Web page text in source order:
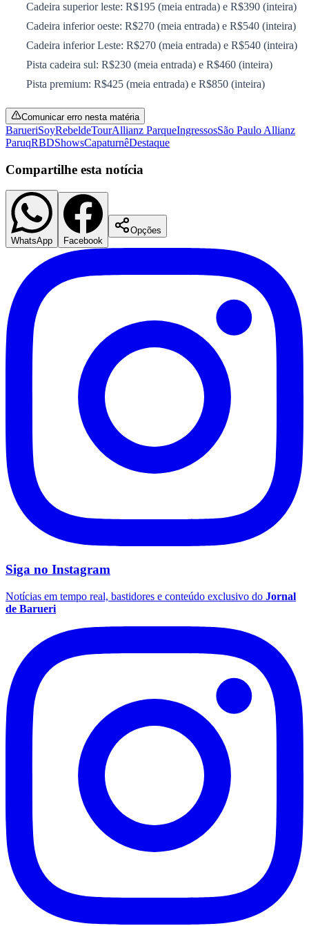
Corinthians
Cadeira superior leste: R$195 (meia entrada) e R$390 (inteira)
Cadeira inferior oeste: R$270 (meia entrada) e R$540 (inteira)
Cadeira inferior Leste: R$270 (meia entrada) e R$540 (inteira)
Pista cadeira sul: R$230 (meia entrada) e R$460 (inteira)
Pista premium: R$425 (meia entrada) e R$850 (inteira)
Comunicar erro nesta matéria
BarueriSoyRebeldeTourAllianz ParqueIngressosSão Paulo Allianz
ParuqRBDShowsCapaturnêDestaque
Compartilhe esta notícia
WhatsApp Facebook
Opções
Siga no Instagram
Notícias em tempo real, bastidores e conteúdo exclusivo do Jornal
de Barueri